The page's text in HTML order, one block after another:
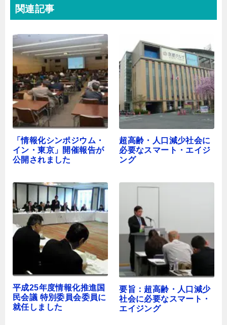
関連記事
「情報化シンポジウム・
イン・東京」開催報告が
公開されました
超高齢・人口減少社会に
必要なスマート・エイジ
ング
平成25年度情報化推進国
民会議 特別委員会委員に
就任しました
要旨：超高齢・人口減少
社会に必要なスマート・
エイジング